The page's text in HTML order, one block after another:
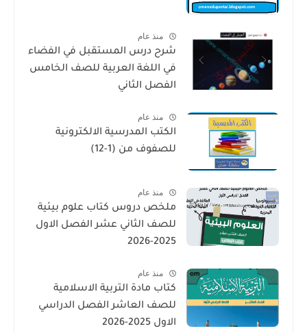
منذ عام
شرح درس المستقبل في الفضاء
في اللغة العربية للصف الخامس
الفصل الثاني
منذ عام
الكتب المدرسية الالكترونية
للصفوف من (1-12)
منذ عام
ملخص دروس كتاب علوم بيئية
للصف الثاني عشر الفصل الاول
2025-2026
منذ عام
كتاب مادة التربية الاسلامية
للصف العاشر الفصل الدراسي
الاول 2025-2026